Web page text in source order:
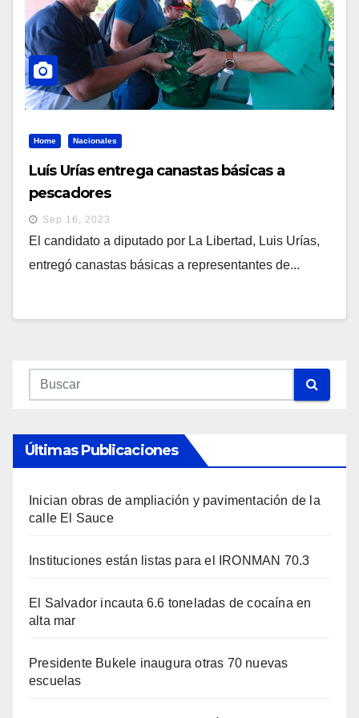
Home Nacionales
Luís Urías entrega canastas básicas a
pescadores
Sep 16, 2023
El candidato a diputado por La Libertad, Luis Urías,
entregó canastas básicas a representantes de...
Últimas Publicaciones
Inician obras de ampliación y pavimentación de la
calle El Sauce
Instituciones están listas para el IRONMAN 70.3
El Salvador incauta 6.6 toneladas de cocaína en
alta mar
Presidente Bukele inaugura otras 70 nuevas
escuelas